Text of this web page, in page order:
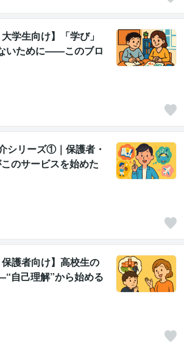
学生向け】「学び」
いために——このブロ
シリーズ①｜保護者・
のサービスを始めた
りたいと思った原点
保護者向け】高校生の
自己理解”から始める